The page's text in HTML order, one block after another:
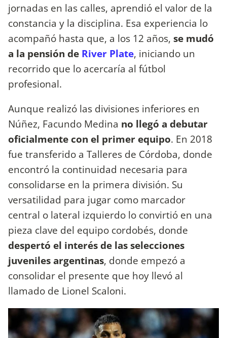
jornadas en las calles, aprendió el valor de la
constancia y la disciplina. Esa experiencia lo
acompañó hasta que, a los 12 años, se mudó
a la pensión de River Plate, iniciando un
recorrido que lo acercaría al fútbol
profesional.
Aunque realizó las divisiones inferiores en
Núñez, Facundo Medina no llegó a debutar
oficialmente con el primer equipo. En 2018
fue transferido a Talleres de Córdoba, donde
encontró la continuidad necesaria para
consolidarse en la primera división. Su
versatilidad para jugar como marcador
central o lateral izquierdo lo convirtió en una
pieza clave del equipo cordobés, donde
despertó el interés de las selecciones
juveniles argentinas, donde empezó a
consolidar el presente que hoy llevó al
llamado de Lionel Scaloni.